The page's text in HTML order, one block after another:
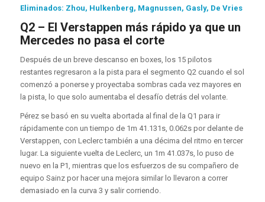
Eliminados: Zhou, Hulkenberg, Magnussen, Gasly, De Vries
Q2 – El Verstappen más rápido ya que un
Mercedes no pasa el corte
Después de un breve descanso en boxes, los 15 pilotos
restantes regresaron a la pista para el segmento Q2 cuando el sol
comenzó a ponerse y proyectaba sombras cada vez mayores en
la pista, lo que solo aumentaba el desafío detrás del volante.
Pérez se basó en su vuelta abortada al final de la Q1 para ir
rápidamente con un tiempo de 1m 41.131s, 0.062s por delante de
Verstappen, con Leclerc también a una décima del ritmo en tercer
lugar. La siguiente vuelta de Leclerc, un 1m 41.037s, lo puso de
nuevo en la P1, mientras que los esfuerzos de su compañero de
equipo Sainz por hacer una mejora similar lo llevaron a correr
demasiado en la curva 3 y salir corriendo.